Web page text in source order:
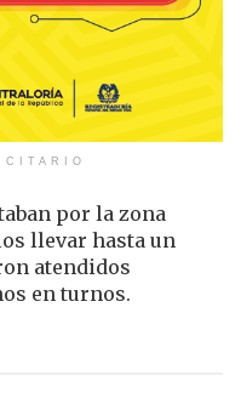
por la zona
llevar hasta un
atendidos
en turnos.